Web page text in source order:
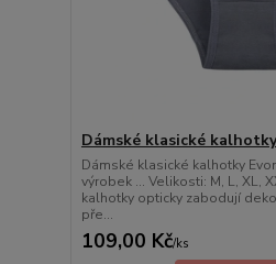
Dámské klasické
Dámské klasické kalhotky
výrobek ... Velikosti: M, L, XL,
kalhotky opticky zabodují
pře...
109,00 Kč/ks